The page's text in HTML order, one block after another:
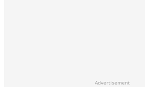
Advertisement